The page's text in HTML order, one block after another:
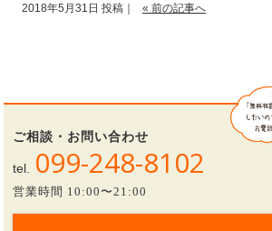
2018年5月31日 投稿｜ « 前の記事へ
ご相談・お問い合わせ
tel. 099-248-8102
営業時間 10:00〜21:00